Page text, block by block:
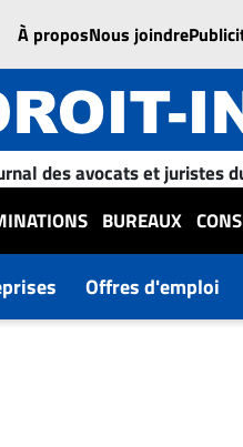
À proposNous joindre
des avocats et juristes
BUREAUX
Offres d'emploi